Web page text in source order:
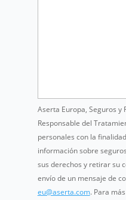
Aserta Europa, Seguros y
Responsable del
personales con la
información sobre
sus derechos y retirar su
envío de un mensaje de
eu@aserta.com. Para